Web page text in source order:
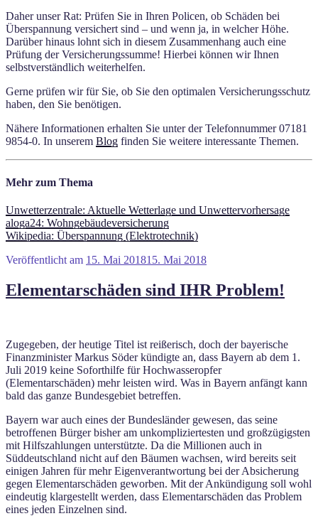
Daher unser Rat: Prüfen Sie in Ihren Policen, ob Schäden bei
Überspannung versichert sind – und wenn ja, in welcher Höhe.
Darüber hinaus lohnt sich in diesem Zusammenhang auch eine
Prüfung der Versicherungssumme! Hierbei können wir Ihnen
selbstverständlich weiterhelfen.
Gerne prüfen wir für Sie, ob Sie den optimalen Versicherungsschutz
haben, den Sie benötigen.
Nähere Informationen erhalten Sie unter der Telefonnummer 07181
9854-0. In unserem Blog finden Sie weitere interessante Themen.
Mehr zum Thema
Unwetterzentrale: Aktuelle Wetterlage und Unwettervorhersage
aloga24: Wohngebäudeversicherung
Wikipedia: Überspannung (Elektrotechnik)
Veröffentlicht am 15. Mai 201815. Mai 2018
Elementarschäden sind IHR Problem!
Zugegeben, der heutige Titel ist reißerisch, doch der bayerische
Finanzminister Markus Söder kündigte an, dass Bayern ab dem 1.
Juli 2019 keine Soforthilfe für Hochwasseropfer
(Elementarschäden) mehr leisten wird. Was in Bayern anfängt kann
bald das ganze Bundesgebiet betreffen.
Bayern war auch eines der Bundesländer gewesen, das seine
betroffenen Bürger bisher am unkompliziertesten und großzügigsten
mit Hilfszahlungen unterstützte. Da die Millionen auch in
Süddeutschland nicht auf den Bäumen wachsen, wird bereits seit
einigen Jahren für mehr Eigenverantwortung bei der Absicherung
gegen Elementarschäden geworben. Mit der Ankündigung soll wohl
eindeutig klargestellt werden, dass Elementarschäden das Problem
eines jeden Einzelnen sind.